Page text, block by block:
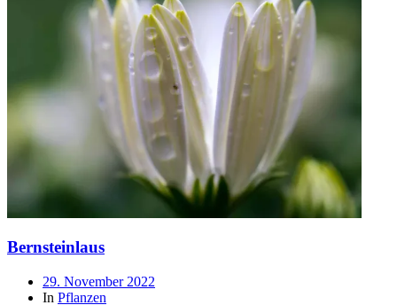
Bernsteinlaus
Beitragsdatum
29. November 2022
In Pflanzen